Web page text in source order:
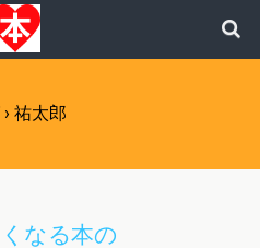
祐太郎
なる本の